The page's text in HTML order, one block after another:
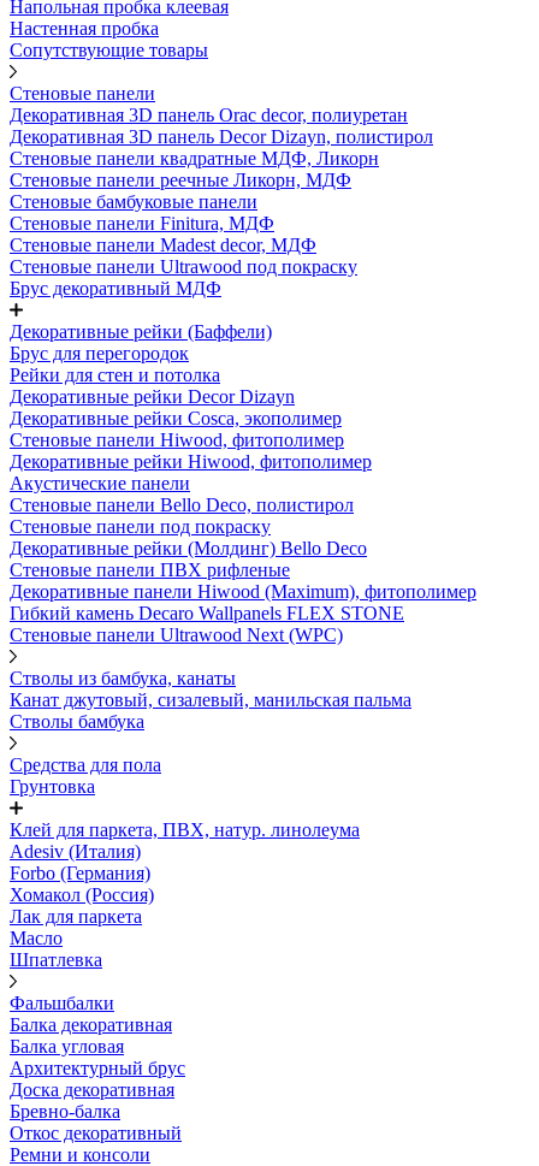
Напольная пробка клеевая
Настенная пробка
Сопутствующие товары
Стеновые панели
Декоративная 3D панель Orac decor, полиуретан
Декоративная 3D панель Decor Dizayn, полистирол
Стеновые панели квадратные МДФ, Ликорн
Стеновые панели реечные Ликорн, МДФ
Стеновые бамбуковые панели
Стеновые панели Finitura, МДФ
Стеновые панели Madest decor, МДФ
Стеновые панели Ultrawood под покраску
Брус декоративный МДФ
Декоративные рейки (Баффели)
Брус для перегородок
Рейки для стен и потолка
Декоративные рейки Decor Dizayn
Декоративные рейки Cosca, экополимер
Стеновые панели Hiwood, фитополимер
Декоративные рейки Hiwood, фитополимер
Акустические панели
Стеновые панели Bello Deco, полистирол
Стеновые панели под покраску
Декоративные рейки (Молдинг) Bello Deco
Стеновые панели ПВХ рифленые
Декоративные панели Hiwood (Maximum), фитополимер
Гибкий камень Decaro Wallpanels FLEX STONE
Стеновые панели Ultrawood Next (WPC)
Стволы из бамбука, канаты
Канат джутовый, сизалевый, манильская пальма
Стволы бамбука
Средства для пола
Грунтовка
Клей для паркета, ПВХ, натур. линолеума
Adesiv (Италия)
Forbo (Германия)
Хомакол (Россия)
Лак для паркета
Масло
Шпатлевка
Фальшбалки
Балка декоративная
Балка угловая
Архитектурный брус
Доска декоративная
Бревно-балка
Откос декоративный
Ремни и консоли